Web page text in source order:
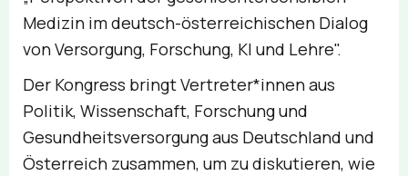
Medizin im deutsch-österreichischen Dialog
von Versorgung, Forschung, KI und Lehre".
Der Kongress bringt Vertreter*innen aus
Politik, Wissenschaft, Forschung und
Gesundheitsversorgung aus Deutschland und
Österreich zusammen, um zu diskutieren, wie